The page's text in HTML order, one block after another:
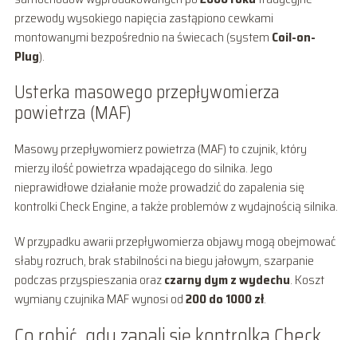
przewody wysokiego napięcia zastąpiono cewkami
montowanymi bezpośrednio na świecach (system Coil-on-
Plug).
Usterka masowego przepływomierza
powietrza (MAF)
Masowy przepływomierz powietrza (MAF) to czujnik, który
mierzy ilość powietrza wpadającego do silnika. Jego
nieprawidłowe działanie może prowadzić do zapalenia się
kontrolki Check Engine, a także problemów z wydajnością silnika.
W przypadku awarii przepływomierza objawy mogą obejmować
słaby rozruch, brak stabilności na biegu jałowym, szarpanie
podczas przyspieszania orazczarny dym z wydechu. Koszt
wymiany czujnika MAF wynosi od200 do 1000 zł.